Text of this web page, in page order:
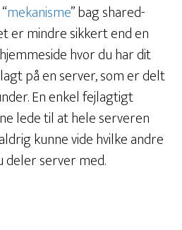
mekanisme” bag shared-
er mindre sikkert end en
hvor du har dit
på en server, som er delt
En enkel fejlagtigt
lede til at hele serveren
kunne vide hvilke andre
deler server med.